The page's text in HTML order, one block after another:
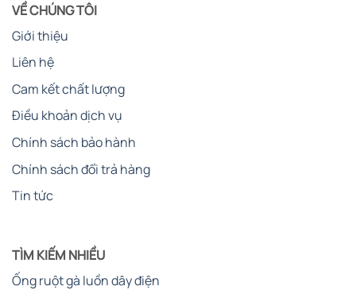
VỀ CHÚNG TÔI
Giới thiệu
Liên hệ
Cam kết chất lượng
Điều khoản dịch vụ
Chính sách bảo hành
Chính sách đổi trả hàng
Tin tức
TÌM KIẾM NHIỀU
Ống ruột gà luồn dây điện